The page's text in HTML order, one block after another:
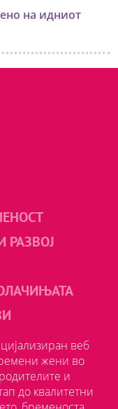
на идниот
РАЗВОЈ
веб
жени во
и
до квалитетни